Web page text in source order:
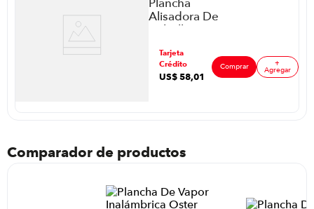
Alisadora De
Cabello
S27A (110)F
P8898 |Color
Rosa Palido
Tarjeta
Crédito
US$ 58,01
Comprar +
Agregar
Comparador de productos